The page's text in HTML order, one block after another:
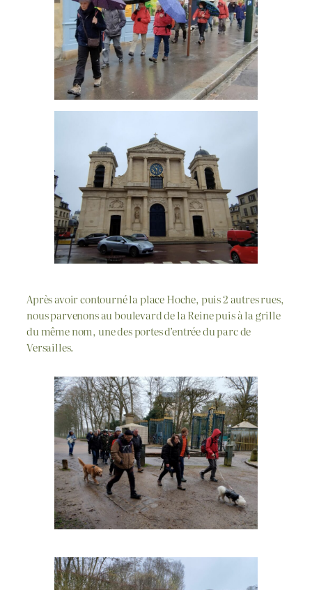
Après avoir contourné la place Hoche, puis 2 autres rues,
nous parvenons au boulevard de la Reine puis à la grille
du même nom, une des portes d’entrée du parc de
Versailles.